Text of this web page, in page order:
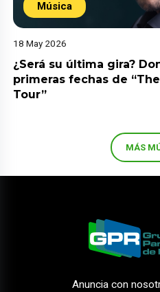
Música
18 May 2026
¿Será su última gira?
primeras fechas de
Tour”
MÁS
Anuncia con